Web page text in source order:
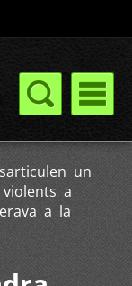
un
a
a la